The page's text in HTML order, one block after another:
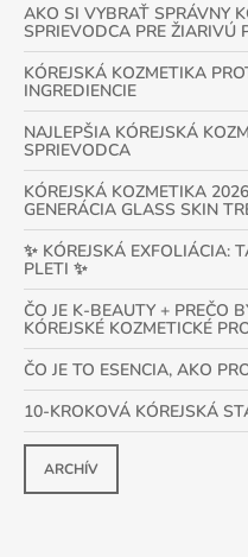
AKO SI VYBRAŤ SPRÁVNY
SPRIEVODCA PRE ŽIARIVÚ
KÓREJSKÁ KOZMETIKA
INGREDIENCIE
NAJLEPŠIA KÓREJSKÁ
SPRIEVODCA
KÓREJSKÁ KOZMETIKA
GENERÁCIA GLASS SKIN
✨ KÓREJSKÁ EXFOLIÁCIA:
PLETI ✨
ČO JE K-BEAUTY + PREČO
KÓREJSKÉ KOZMETICKÉ
ČO JE TO ESENCIA, AKO
10-KROKOVÁ KÓREJSKÁ
ARCHÍV